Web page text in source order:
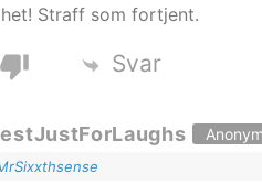
Straff som fortjent.
Svar